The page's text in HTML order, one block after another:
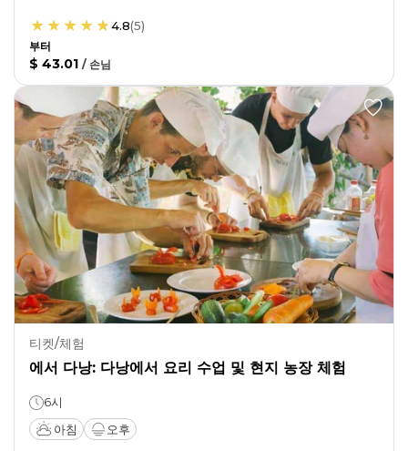
4.8(5)
부터
$ 43.01 / 손님
티켓/체험
에서 다낭: 다낭에서 요리 수업 및 현지 농장 체험
6시
아침
오후